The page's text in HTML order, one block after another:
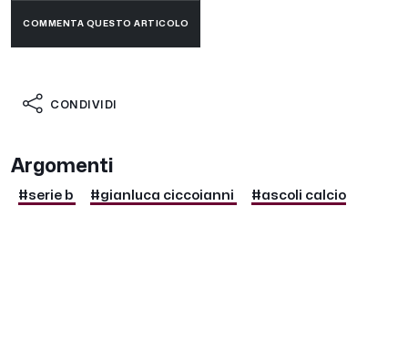
COMMENTA QUESTO ARTICOLO
CONDIVIDI
Argomenti
#serie b #gianluca ciccoianni #ascoli calcio